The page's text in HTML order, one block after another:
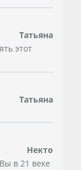
Татьяна
этот
Татьяна
Некто
в 21 веке